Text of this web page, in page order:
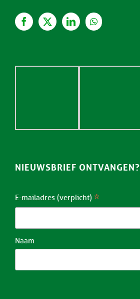
NIEUWSBRIEF ONTVANGEN?
E-mailadres (verplicht) *
Naam